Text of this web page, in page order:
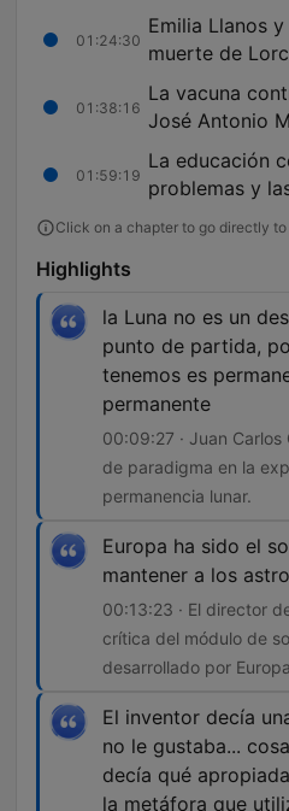
01:24:30
Emilia Llanos
muerte de
01:38:16
La vacuna
José Antonio
01:59:19
La educación
problemas y
Click on a chapter to go directly
Highlights
la Luna no es un
punto de partida,
tenemos es
permanente
00:09:27 · Juan
de paradigma en la
permanencia lunar.
Europa ha sido el
mantener a los
00:13:23 · El director
crítica del módulo de
desarrollado por
El inventor decía
no le gustaba...
decía qué
la metáfora que